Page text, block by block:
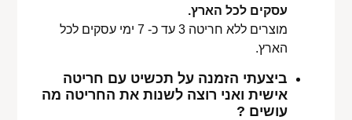
עסקים לכל הארץ.
מוצרים ללא חריטה 3 עד כ- 7 ימי עסקים לכל
הארץ.
ביצעתי הזמנה על תכשיט עם חריטה
אישית ואני רוצה לשנות את החריטה מה
עושים ?